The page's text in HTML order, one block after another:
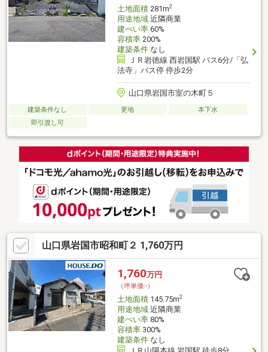
土地面積281m2
用途地域近隣商業
建ぺい率60%
容積率200%
建築条件なし
ＪＲ岩徳線 西岩国駅 バス6分/「弘
法寺」バス停 停歩2分
山口県岩国市室の木町５
建築条件なし 更地
本下水
即引渡し可
山口県岩国市昭和町２ 1,760万円
1,760万円
（坪単価:-）
土地面積145.75m2
用途地域近隣商業
建ぺい率80%
容積率300%
建築条件なし